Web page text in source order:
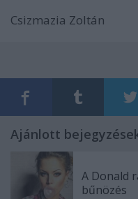
Csizmazia Zoltán
Ajánlott
A Donald
bűnözés